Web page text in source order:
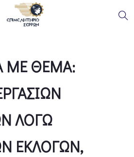
ΘΕΜΑ:
ΛΟΓΩ
ΕΚΛΟΓΩΝ,